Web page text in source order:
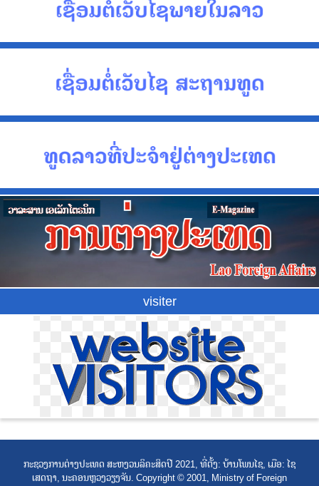
visiter
ກະຊວງການຕ່າງປະເທດ ສະຫງວນລິຄະສິດປີ 2021, ທີ່ຕັ້ງ: ບ້ານໂພນໄຊ, ເມືອ: ໄຊ
ເສດຖາ, ນະຄອນຫຼວງວຽງຈັນ. Copyright © 2001, Ministry of Foreign